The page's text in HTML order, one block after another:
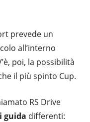
prevede un
all’interno
poi, la possibilità
il più spinto Cup.
RS Drive
guida differenti: